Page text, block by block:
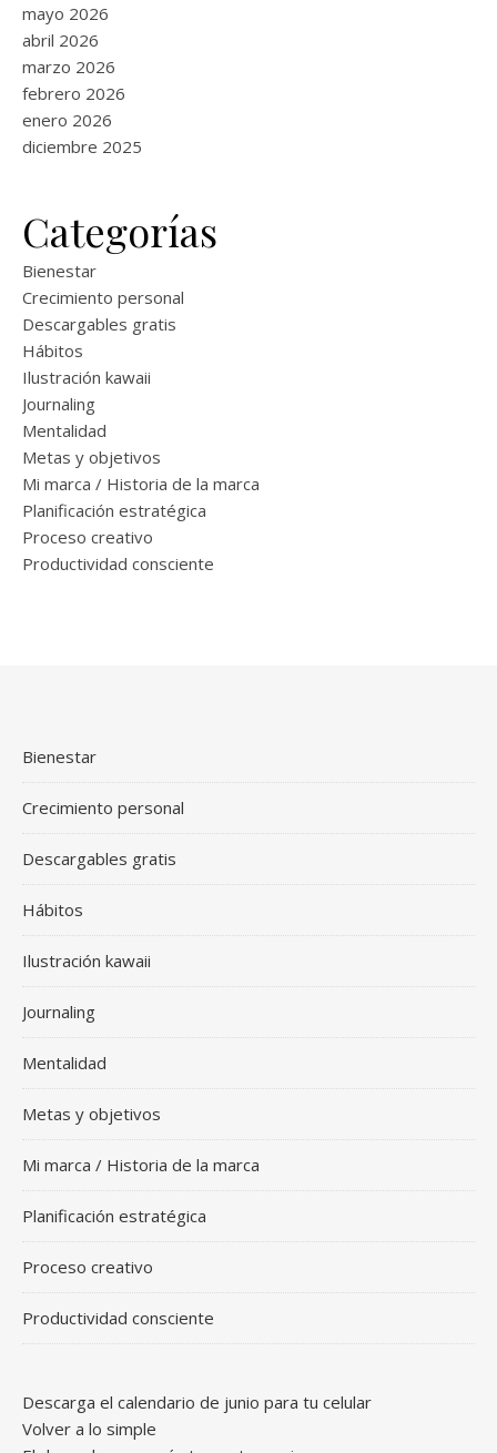
mayo 2026
abril 2026
marzo 2026
febrero 2026
enero 2026
diciembre 2025
Categorías
Bienestar
Crecimiento personal
Descargables gratis
Hábitos
Ilustración kawaii
Journaling
Mentalidad
Metas y objetivos
Mi marca / Historia de la marca
Planificación estratégica
Proceso creativo
Productividad consciente
Bienestar
Crecimiento personal
Descargables gratis
Hábitos
Ilustración kawaii
Journaling
Mentalidad
Metas y objetivos
Mi marca / Historia de la marca
Planificación estratégica
Proceso creativo
Productividad consciente
Descarga el calendario de junio para tu celular
Volver a lo simple